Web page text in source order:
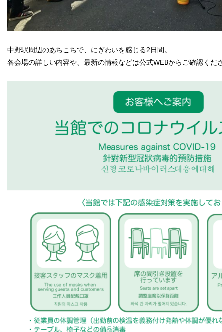
中野駅周辺のあちこちで、にぎわいを感じる2日間。
各会場の詳しい内容や、最新の情報などは公式WEBからご確認くだ